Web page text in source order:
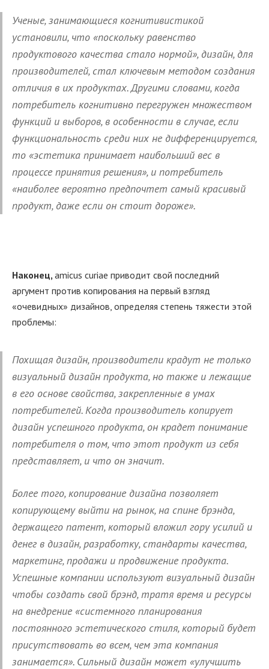
Ученые, занимающиеся когнитивистикой
установили, что «поскольку равенство
продуктового качества стало нормой», дизайн, для
производителей, стал ключевым методом создания
отличия в их продуктах. Другими словами, когда
потребитель когнитивно перегружен множеством
функций и выборов, в особенности в случае, если
функциональность среди них не дифференцируется,
то «эстетика принимает наибольший вес в
процессе принятия решения», и потребитель
«наиболее вероятно предпочтет самый красивый
продукт, даже если он стоит дороже».
Наконец, amicus curiae приводит свой последний
аргумент против копирования на первый взгляд
«очевидных» дизайнов, определяя степень тяжести этой
проблемы:
Похищая дизайн, производители крадут не только
визуальный дизайн продукта, но также и лежащие
в его основе свойства, закрепленные в умах
потребителей. Когда производитель копирует
дизайн успешного продукта, он крадет понимание
потребителя о том, что этот продукт из себя
представляет, и что он значит.
Более того, копирование дизайна позволяет
копирующему выйти на рынок, на спине брэнда,
держащего патент, который вложил гору усилий и
денег в дизайн, разработку, стандарты качества,
маркетинг, продажи и продвижение продукта.
Успешные компании используют визуальный дизайн
чтобы создать свой брэнд, тратя время и ресурсы
на внедрение «системного планирования
постоянного эстетического стиля, который будет
присутствовать во всем, чем эта компания
занимается». Сильный дизайн может «улучшить